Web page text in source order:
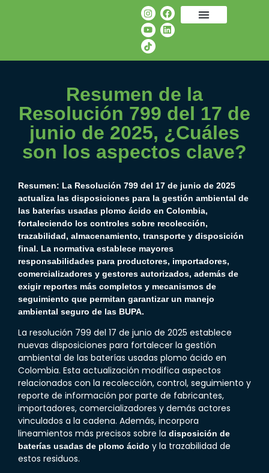
Resumen de la
Resolución 799 del 17 de
junio de 2025, ¿Cuáles
son los aspectos clave?
Resumen: La Resolución 799 del 17 de junio de 2025
actualiza las disposiciones para la gestión ambiental de
las baterías usadas plomo ácido en Colombia,
fortaleciendo los controles sobre recolección,
trazabilidad, almacenamiento, transporte y disposición
final. La normativa establece mayores
responsabilidades para productores, importadores,
comercializadores y gestores autorizados, además de
exigir reportes más completos y mecanismos de
seguimiento que permitan garantizar un manejo
ambiental seguro de las BUPA.
La resolución 799 del 17 de junio de 2025 establece
nuevas disposiciones para fortalecer la gestión
ambiental de las baterías usadas plomo ácido en
Colombia. Esta actualización modifica aspectos
relacionados con la recolección, control, seguimiento y
reporte de información por parte de fabricantes,
importadores, comercializadores y demás actores
vinculados a la cadena. Además, incorpora
lineamientos más precisos sobre la disposición de
baterías usadas de plomo ácido y la trazabilidad de
estos residuos.